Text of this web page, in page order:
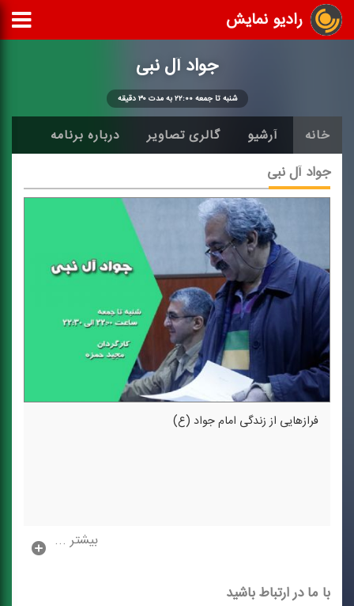
رادیو نمایش
جواد آل نبی
شنبه تا جمعه ۲۲:۰۰ به مدت ۳۰ دقیقه
خانه آرشیو گالری تصاویر درباره برنامه
جواد آل نبی
فرازهایی از زندگی امام جواد (ع)
بیشتر ...
با ما در ارتباط باشید